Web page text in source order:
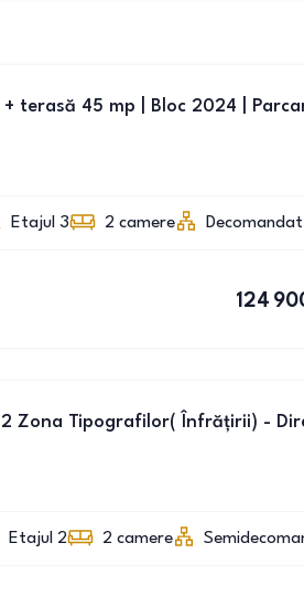
terasă 45 mp | Bloc 2024 |
Etajul 3 2 camere Decomandat
124
Zona Tipografilor( Înfrățirii) -
Etajul 2 2 camere